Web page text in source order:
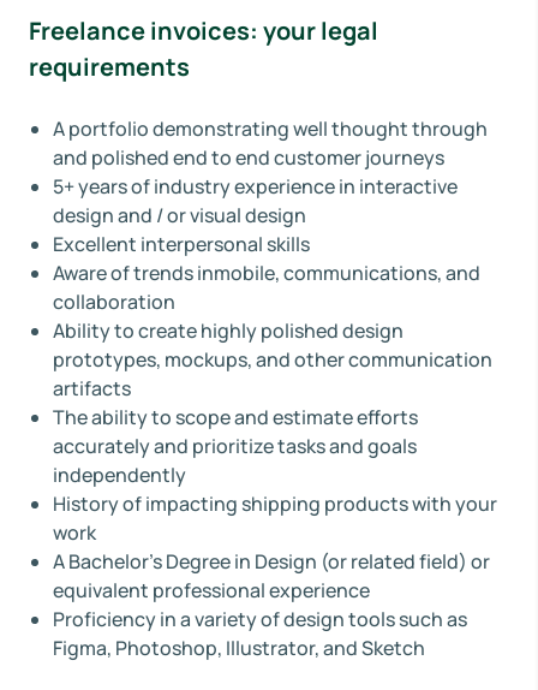
Freelance invoices: your legal
requirements
A portfolio demonstrating well thought through
and polished end to end customer journeys
5+ years of industry experience in interactive
design and / or visual design
Excellent interpersonal skills
Aware of trends inmobile, communications, and
collaboration
Ability to create highly polished design
prototypes, mockups, and other communication
artifacts
The ability to scope and estimate efforts
accurately and prioritize tasks and goals
independently
History of impacting shipping products with your
work
A Bachelor’s Degree in Design (or related field) or
equivalent professional experience
Proficiency in a variety of design tools such as
Figma, Photoshop, Illustrator, and Sketch